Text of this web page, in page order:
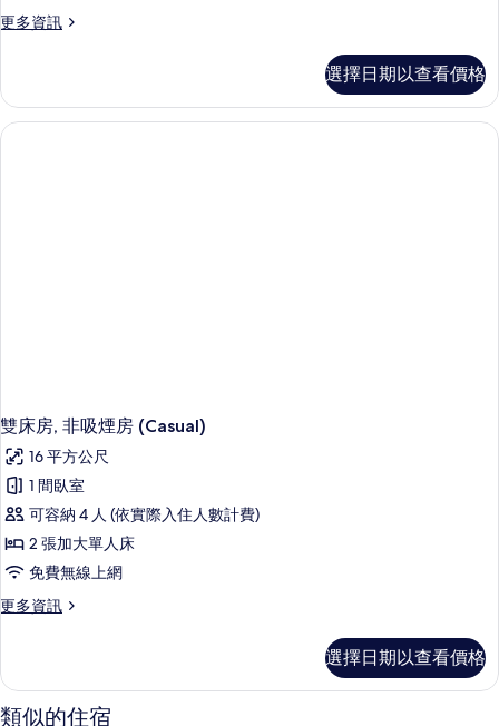
相
詳
房,
吸
煙
更多資訊
更
雙
人
房,
選擇日期以查看價格
雙床房, 非吸煙房 (Casual)
16 平方公尺
1 間臥室
可容納 4 人 (依實際入住人數計費)
2 張加大單人床
免費無線上網
更多資訊
更
房,
非
選擇日期以查看價格
類似的住宿